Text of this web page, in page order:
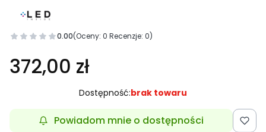
0.00(Oceny: 0 Recenzje: 0)
372,00 zł
Dostępność:brak towaru
Powiadom mnie o dostępności